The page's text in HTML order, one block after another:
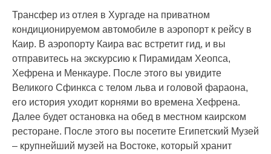
Трансфер из отлея в Хургаде на приватном
кондиционируемом автомобиле в аэропорт к рейсу в
Каир. В аэропорту Каира вас встретит гид, и вы
отправитесь на экскурсию к Пирамидам Хеопса,
Хефрена и Менкауре. После этого вы увидите
Великого Сфинкса с телом льва и головой фараона,
его история уходит корнями во времена Хефрена.
Далее будет остановка на обед в местном каирском
ресторане. После этого вы посетите Египетский Музей
– крупнейший музей на Востоке, который хранит